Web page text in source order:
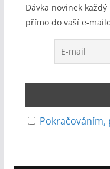
Dávka novinek
přímo do vaší e-